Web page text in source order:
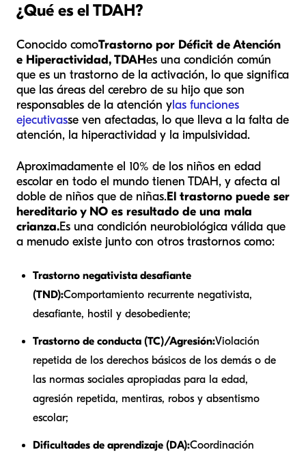
¿Qué es el TDAH?
Conocido comoTrastorno por Déficit de Atención
e Hiperactividad, TDAHes una condición común
que es un trastorno de la activación, lo que significa
que las áreas del cerebro de su hijo que son
responsables de la atención ylas funciones
ejecutivasse ven afectadas, lo que lleva a la falta de
atención, la hiperactividad y la impulsividad.
Aproximadamente el 10% de los niños en edad
escolar en todo el mundo tienen TDAH, y afecta al
doble de niños que de niñas.El trastorno puede ser
hereditario y NO es resultado de una mala
crianza.Es una condición neurobiológica válida que
a menudo existe junto con otros trastornos como:
Trastorno negativista desafiante
(TND):Comportamiento recurrente negativista,
desafiante, hostil y desobediente;
Trastorno de conducta (TC)/Agresión:Violación
repetida de los derechos básicos de los demás o de
las normas sociales apropiadas para la edad,
agresión repetida, mentiras, robos y absentismo
escolar;
Dificultades de aprendizaje (DA):Coordinación